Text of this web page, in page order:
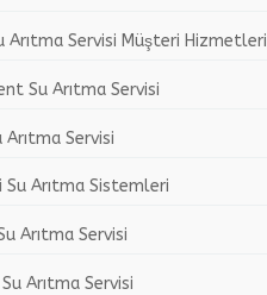
Arıtma Servisi Müşteri Hizmetleri
Su Arıtma Servisi
Arıtma Servisi
Su Arıtma Sistemleri
Arıtma Servisi
Arıtma Servisi